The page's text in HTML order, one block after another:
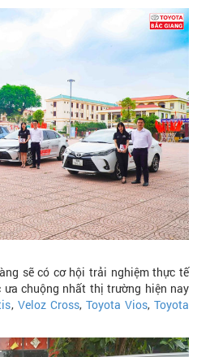
sẽ có cơ hội trải nghiệm thực tế
ưa chuộng nhất thị trường hiện nay
, Veloz Cross, Toyota Vios,Toyota